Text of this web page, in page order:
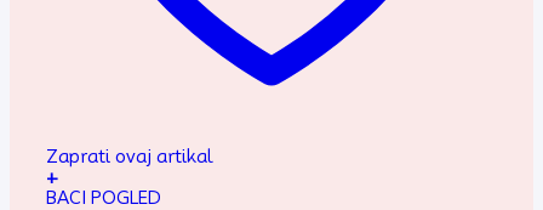
Zaprati ovaj artikal
+
BACI POGLED